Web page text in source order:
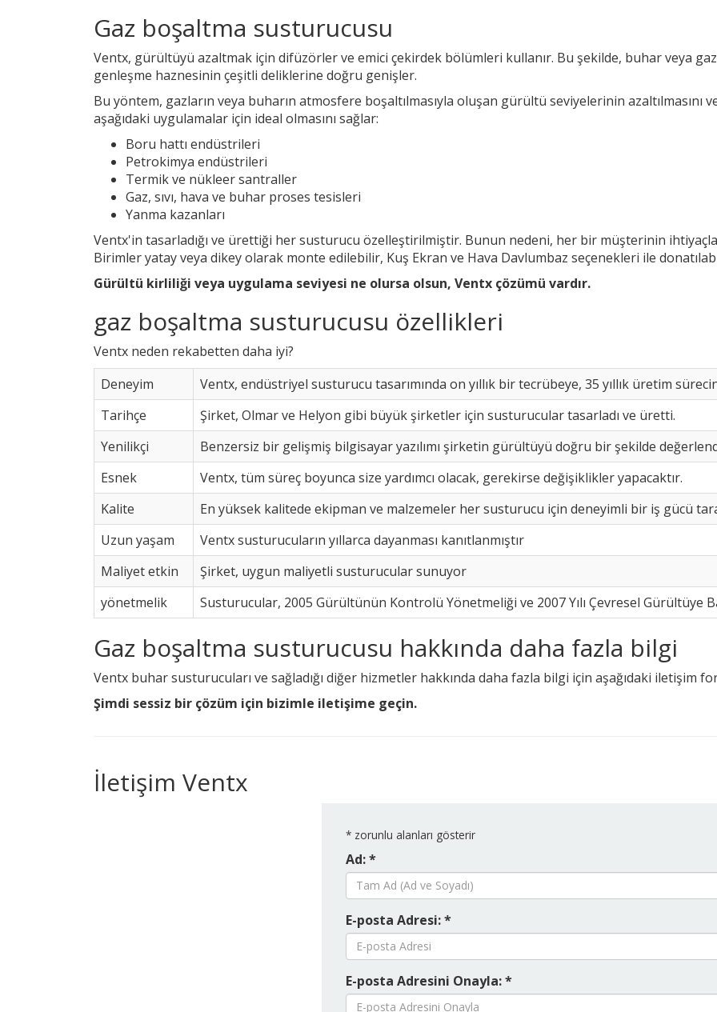
Gaz boşaltma susturucusu
Ventx, gürültüyü azaltmak için difüzörler ve emici çekirdek bölümleri kullanır. Bu şekilde, buhar veya
genleşme haznesinin çeşitli deliklerine doğru genişler.
Bu yöntem, gazların veya buharın atmosfere boşaltılmasıyla oluşan gürültü seviyelerinin
aşağıdaki uygulamalar için ideal olmasını sağlar:
Boru hattı endüstrileri
Petrokimya endüstrileri
Termik ve nükleer santraller
Gaz, sıvı, hava ve buhar proses tesisleri
Yanma kazanları
Ventx'in tasarladığı ve ürettiği her susturucu özelleştirilmiştir. Bunun nedeni, her bir müşterinin
Birimler yatay veya dikey olarak monte edilebilir, Kuş Ekran ve Hava Davlumbaz seçenekleri ile
Gürültü kirliliği veya uygulama seviyesi ne olursa olsun, Ventx çözümü vardır.
gaz boşaltma susturucusu özellikleri
Ventx neden rekabetten daha iyi?
Deneyim
Ventx, endüstriyel susturucu tasarımında on yıllık bir tecrübeye, 35 yıllık üretim
Tarihçe
Şirket, Olmar ve Helyon gibi büyük şirketler için susturucular tasarladı ve üretti.
Yenilikçi
Benzersiz bir gelişmiş bilgisayar yazılımı şirketin gürültüyü doğru bir şekilde
Esnek
Ventx, tüm süreç boyunca size yardımcı olacak, gerekirse değişiklikler yapacaktır.
Kalite
En yüksek kalitede ekipman ve malzemeler her susturucu için deneyimli bir iş gücü
Uzun yaşam
Ventx susturucuların yıllarca dayanması kanıtlanmıştır
Maliyet etkin
Şirket, uygun maliyetli susturucular sunuyor
yönetmelik
Susturucular, 2005 Gürültünün Kontrolü Yönetmeliği ve 2007 Yılı Çevresel Gürültüye
Gaz boşaltma susturucusu hakkında daha fazla bilgi
Ventx buhar susturucuları ve sağladığı diğer hizmetler hakkında daha fazla bilgi için aşağıdaki iletişim
Şimdi sessiz bir çözüm için bizimle iletişime geçin.
İletişim Ventx
* zorunlu alanları gösterir
Ad: *
E-posta Adresi: *
E-posta Adresini Onayla: *